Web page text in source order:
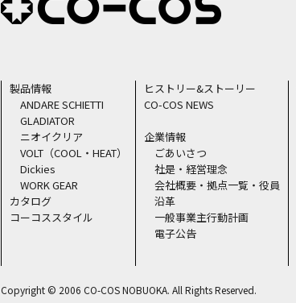
製品情報
ANDARE SCHIETTI
GLADIATOR
ニオイクリア
VOLT（COOL・HEAT）
Dickies
WORK GEAR
カタログ
コーコススタイル
ヒストリー&ストーリー
CO-COS NEWS
企業情報
ごあいさつ
社是・経営理念
会社概要・拠点一覧・役員
沿革
一般事業主行動計画
電子公告
Copyright © 2006 CO-COS NOBUOKA. All Rights Reserved.